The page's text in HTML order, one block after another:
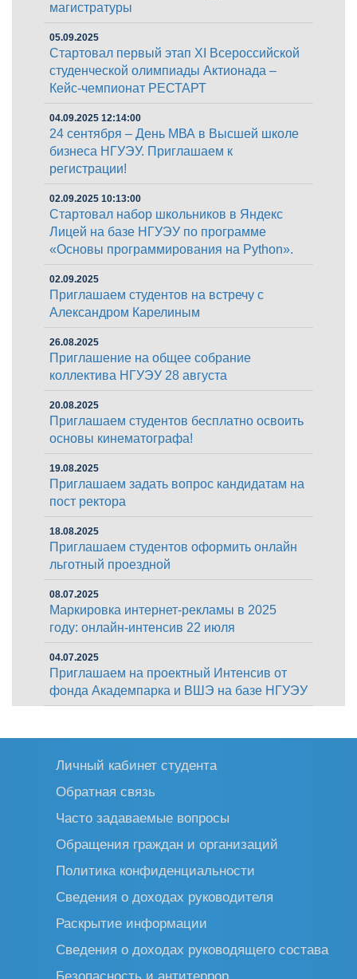
магистратуры
05.09.2025
Стартовал первый этап XI Всероссийской
студенческой олимпиады Актионада –
Кейс-чемпионат РЕСТАРТ
04.09.2025 12:14:00
24 сентября – День МВА в Высшей школе
бизнеса НГУЭУ. Приглашаем к
регистрации!
02.09.2025 10:13:00
Стартовал набор школьников в Яндекс
Лицей на базе НГУЭУ по программе
«Основы программирования на Python».
02.09.2025
Приглашаем студентов на встречу с
Александром Карелиным
26.08.2025
Приглашение на общее собрание
коллектива НГУЭУ 28 августа
20.08.2025
Приглашаем студентов бесплатно освоить
основы кинематографа!
19.08.2025
Приглашаем задать вопрос кандидатам на
пост ректора
18.08.2025
Приглашаем студентов оформить онлайн
льготный проездной
08.07.2025
Маркировка интернет-рекламы в 2025
году: онлайн-интенсив 22 июля
04.07.2025
Приглашаем на проектный Интенсив от
фонда Академпарка и ВШЭ на базе НГУЭУ
Личный кабинет студента
Обратная связь
Часто задаваемые вопросы
Обращения граждан и организаций
Политика конфиденциальности
Сведения о доходах руководителя
Раскрытие информации
Сведения о доходах руководящего состава
Безопасность и антитеррор